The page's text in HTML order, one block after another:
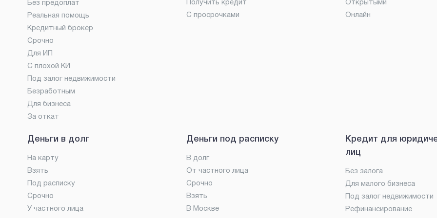
Без предоплат
Реальная помощь
Кредитный брокер
Срочно
Для ИП
С плохой КИ
Под залог недвижимости
Безработным
Для бизнеса
За откат
Получить кредит
С просрочками
Открытыми
Онлайн
Деньги в долг
На карту
Взять
Под расписку
Срочно
У частного лица
Деньги под расписку
В долг
От частного лица
Срочно
Взять
В Москве
Кредит для
лиц
Без залога
Для малого бизнеса
Под залог недвижимости
Рефинансирование